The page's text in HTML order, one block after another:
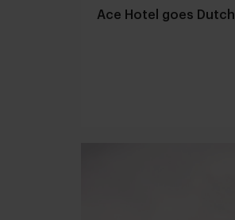
Ace Hotel goes Dutch